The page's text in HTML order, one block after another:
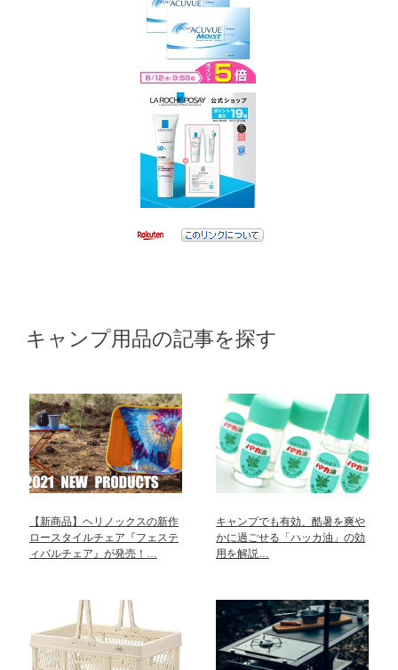
キャンプ用品の記事を探す
【新商品】ヘリノックスの新作
ロースタイルチェア『フェステ
ィバルチェア』が発売！…
キャンプでも有効、酷暑を爽や
かに過ごせる「ハッカ油」の効
用を解説…